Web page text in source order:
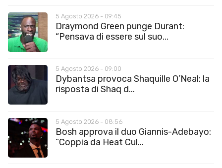
5 Agosto 2026 - 09:45
Draymond Green punge Durant:
“Pensava di essere sul suo...
5 Agosto 2026 - 09:00
Dybantsa provoca Shaquille O’Neal: la
risposta di Shaq d...
5 Agosto 2026 - 08:56
Bosh approva il duo Giannis-Adebayo:
“Coppia da Heat Cul...